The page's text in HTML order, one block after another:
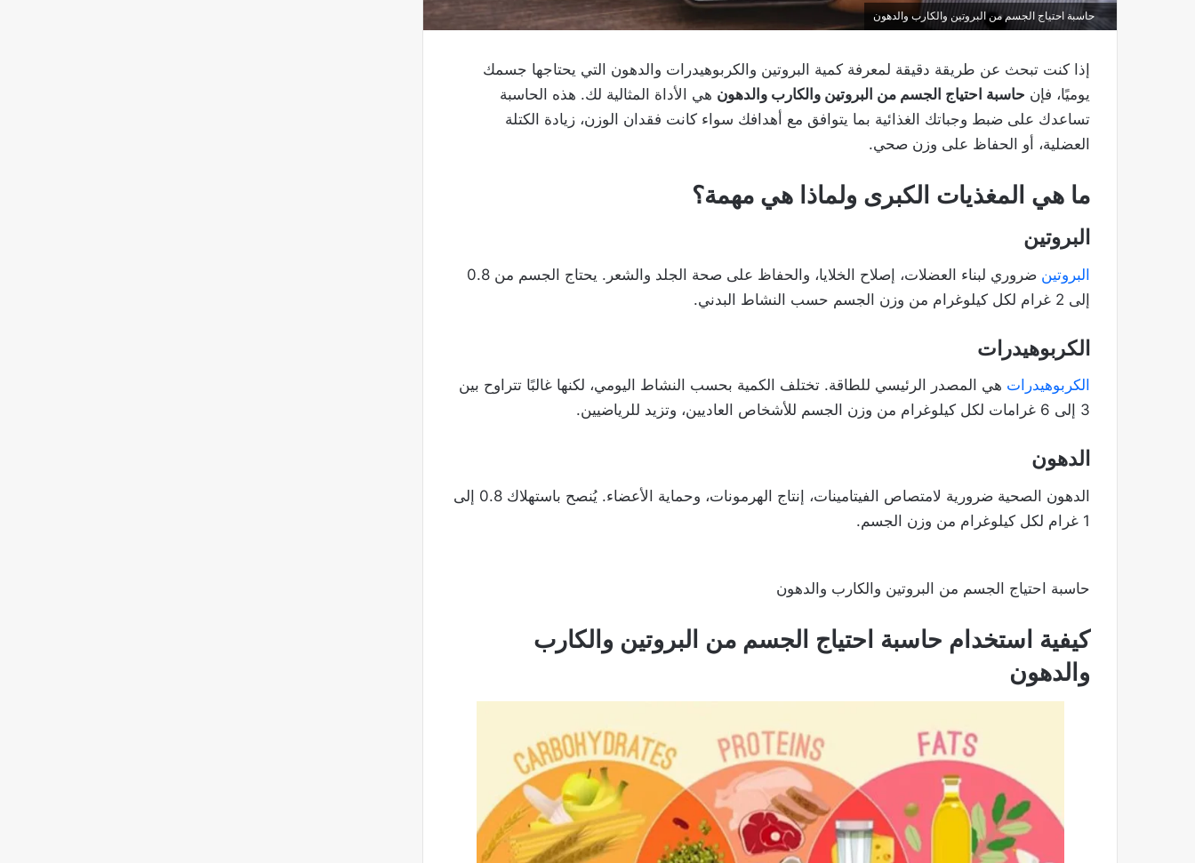
حاسبة احتياج الجسم من البروتين والكارب والدهون​
إذا كنت تبحث عن طريقة دقيقة لمعرفة كمية البروتين والكربوهيدرات والدهون التي يحتاجها جسمك
يوميًا، فإن حاسبة احتياج الجسم من البروتين والكارب والدهون هي الأداة المثالية لك. هذه الحاسبة
تساعدك على ضبط وجباتك الغذائية بما يتوافق مع أهدافك سواء كانت فقدان الوزن، زيادة الكتلة
العضلية، أو الحفاظ على وزن صحي.
ما هي المغذيات الكبرى ولماذا هي مهمة؟
البروتين
البروتين
ضروري لبناء العضلات، إصلاح الخلايا، والحفاظ على صحة الجلد والشعر. يحتاج الجسم من 0.8
إلى 2 غرام لكل كيلوغرام من وزن الجسم حسب النشاط البدني.
الكربوهيدرات
الكربوهيدرات هي المصدر الرئيسي للطاقة. تختلف الكمية بحسب النشاط اليومي، لكنها غالبًا تتراوح بين
3 إلى 6 غرامات لكل كيلوغرام من وزن الجسم للأشخاص العاديين، وتزيد للرياضيين.
الدهون
الدهون الصحية ضرورية لامتصاص الفيتامينات، إنتاج الهرمونات، وحماية الأعضاء. يُنصح باستهلاك 0.8 إلى
1 غرام لكل كيلوغرام من وزن الجسم.
حاسبة احتياج الجسم من البروتين والكارب والدهون​
كيفية استخدام حاسبة احتياج الجسم من البروتين والكارب
والدهون